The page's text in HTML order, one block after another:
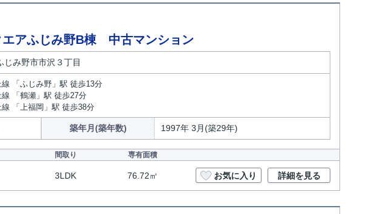
エアふじみ野B棟 中古マンション
じみ野市市沢３丁目
「ふじみ野」駅 徒歩13分
「鶴瀬」駅 徒歩27分
「上福岡」駅 徒歩38分
築年月(築年数) 1997年 3月(築29年)
間取り 専有面積
3LDK 76.72㎡ お気に入り 詳細を見る